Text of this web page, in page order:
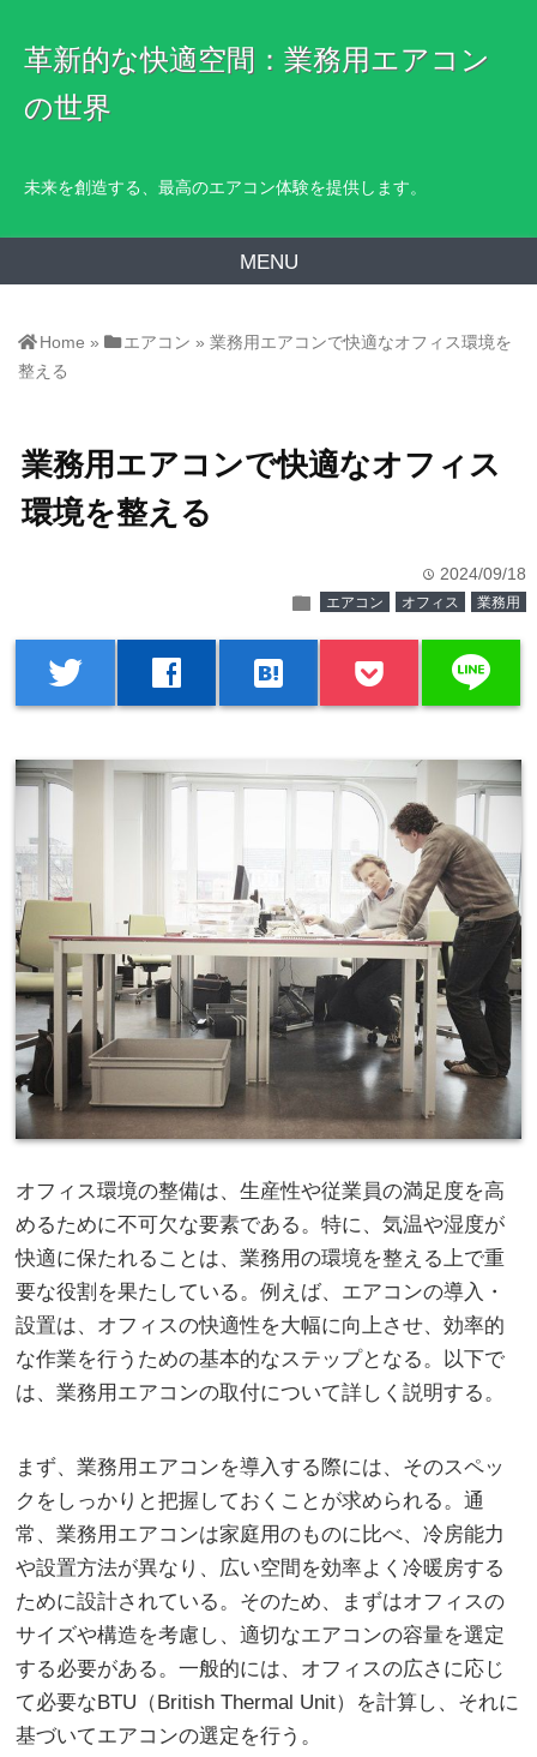
革新的な快適空間：業務用エアコン
の世界
未来を創造する、最高のエアコン体験を提供します。
MENU
Home » エアコン »業務用エアコンで快適なオフィス環境を
整える
業務用エアコンで快適なオフィス
環境を整える
time 2024/09/18
folder エアコン オフィス 業務用
twitter facebook hatenabookmark line
オフィス環境の整備は、生産性や従業員の満足度を高
めるために不可欠な要素である。特に、気温や湿度が
快適に保たれることは、業務用の環境を整える上で重
要な役割を果たしている。例えば、エアコンの導入・
設置は、オフィスの快適性を大幅に向上させ、効率的
な作業を行うための基本的なステップとなる。以下で
は、業務用エアコンの取付について詳しく説明する。
まず、業務用エアコンを導入する際には、そのスペッ
クをしっかりと把握しておくことが求められる。通
常、業務用エアコンは家庭用のものに比べ、冷房能力
や設置方法が異なり、広い空間を効率よく冷暖房する
ために設計されている。そのため、まずはオフィスの
サイズや構造を考慮し、適切なエアコンの容量を選定
する必要がある。一般的には、オフィスの広さに応じ
て必要なBTU（British Thermal Unit）を計算し、それに
基づいてエアコンの選定を行う。